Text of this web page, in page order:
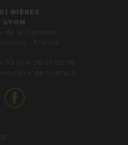
BIÈRES
LYON
de la Garenne
- France
33 (0)4 26 07 65 76
de contact